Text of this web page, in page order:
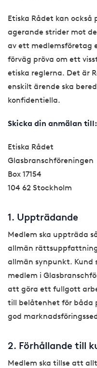
Etiska Rådet kan
agerande strider mot
av ett medlemsföretag
förväg pröva om ett
etiska reglerna. Det är
enskilt ärende ska
konfidentiella.
Skicka din anmälan till:
Etiska Rådet
Glasbranschföreningen
Box 17154
104 62 Stockholm
1. Uppträdande
Medlem ska uppträda
allmän
allmän synpunkt. Kund
medlem i
att göra ett fullgott
till belåtenhet för båda
god
2. Förhållande till
Medlem ska tillse att